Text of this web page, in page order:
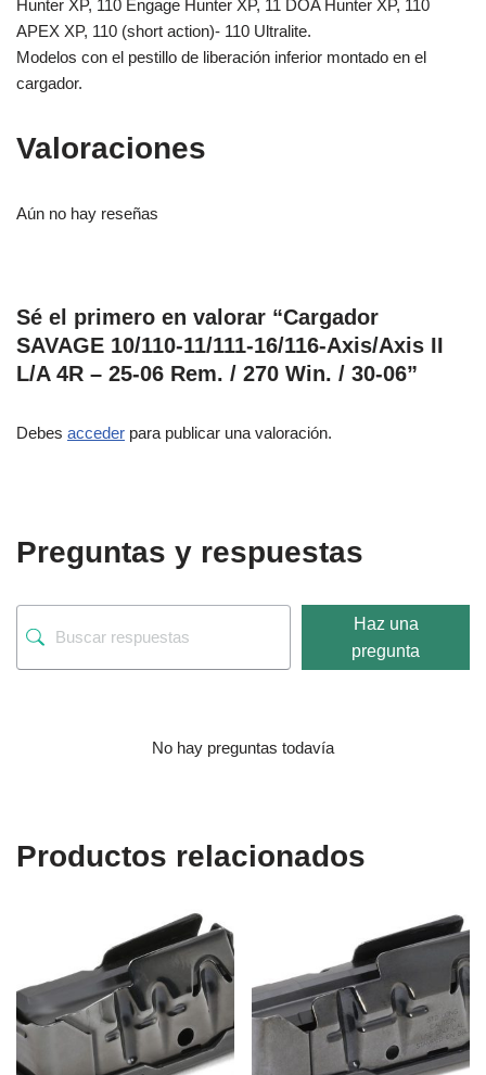
Hunter XP, 110 Engage Hunter XP, 11 DOA Hunter XP, 110
APEX XP, 110 (short action)- 110 Ultralite.
Modelos con el pestillo de liberación inferior montado en el
cargador.
Valoraciones
Aún no hay reseñas
Sé el primero en valorar “Cargador
SAVAGE 10/110-11/111-16/116-Axis/Axis II
L/A 4R – 25-06 Rem. / 270 Win. / 30-06”
Debes acceder para publicar una valoración.
Preguntas y respuestas
Haz una
pregunta
No hay preguntas todavía
Productos relacionados